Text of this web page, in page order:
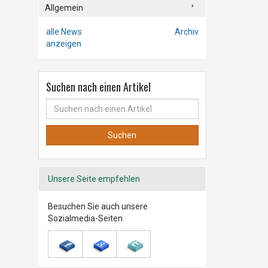
Allgemein
alle News
anzeigen
Archiv
Suchen nach einen Artikel
Unsere Seite empfehlen
Besuchen Sie auch unsere
Sozialmedia-Seiten